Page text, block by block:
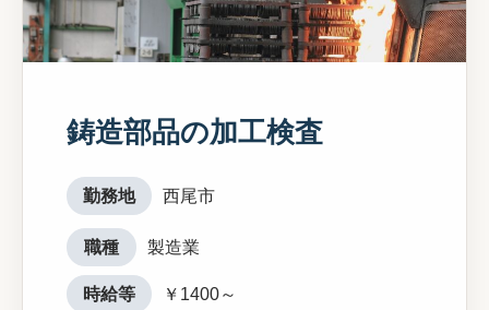
鋳造部品の加工検査
勤務地 西尾市
職種 製造業
時給等 ￥1400～